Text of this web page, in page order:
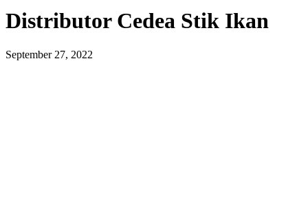
Distributor Cedea Stik Ikan
September 27, 2022